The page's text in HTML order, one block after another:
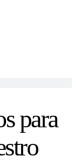
para